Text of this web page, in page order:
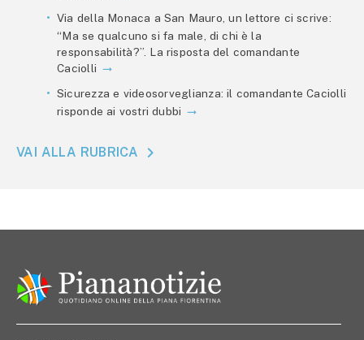
Via della Monaca a San Mauro, un lettore ci scrive:
“Ma se qualcuno si fa male, di chi è la
responsabilità?”. La risposta del comandante
Caciolli
Sicurezza e videosorveglianza: il comandante Caciolli
risponde ai vostri dubbi
VAI ALLA RUBRICA